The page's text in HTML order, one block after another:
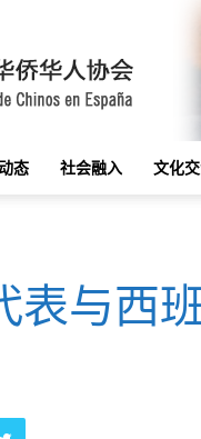
态 社会融入 文化
表与西